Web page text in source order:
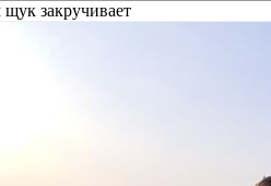
закручивает